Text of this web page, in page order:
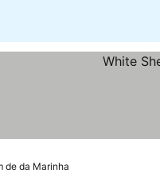
de da Marinha